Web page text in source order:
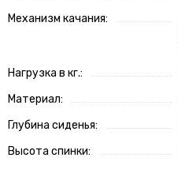
Механизм качания:
Нагрузка в кг.:
Материал:
Глубина сиденья:
Высота спинки: